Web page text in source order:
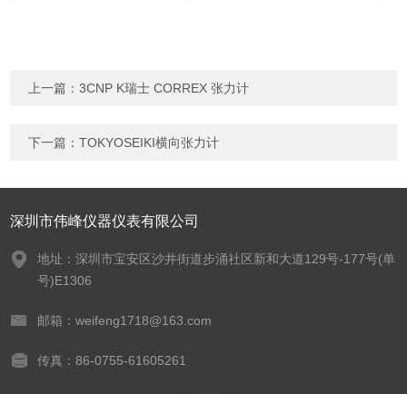
上一篇：3CNP K瑞士 CORREX 张力计
下一篇：TOKYOSEIKI横向张力计
深圳市伟峰仪器仪表有限公司
地址：深圳市宝安区沙井街道步涌社区新和大道129号-177号(单
号)E1306
邮箱：weifeng1718@163.com
传真：86-0755-61605261